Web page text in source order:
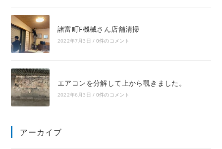
諸富町F機械さん店舗清掃
2022年7月3日 / 0件のコメント
エアコンを分解して上から覗きました。
2022年6月3日 / 0件のコメント
アーカイブ